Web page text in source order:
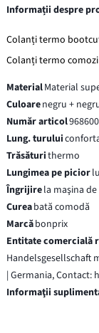
Informații despre
Colanți termo
Colanți termo
MaterialMaterial
Culoarenegru +
Număr articol
Lung. turului
Trăsăturithermo
Lungimea pe picior
Îngrijirela maşina
Cureabată comodă
Marcăbonprix
Entitate comercială
Handelsgesellschaft
| Germania,
Informaţii